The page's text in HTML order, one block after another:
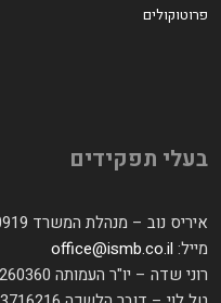
פרוטוקולים
בעלי תפקידים
איריס נוב – מנהלת המשרד 055-5570919
מייל: office@ismb.co.il
רוני שדה – יו"ר העמותה 052-8260360